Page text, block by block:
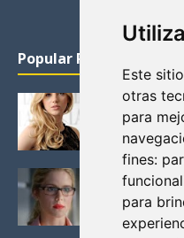
Este
otras
para
fines:
para
Popular Posts
KATHERYN
VIKINGOS
Junio 14, 2013
FELICITY
MAS BONITAS
Noviembre 30,